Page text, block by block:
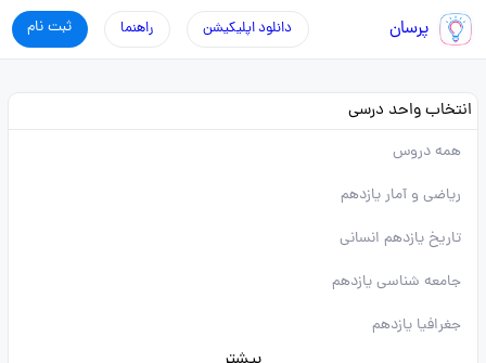
پرسان ثبت نام راهنما دانلود اپلیکیشن
انتخاب واحد درسی
همه دروس
ریاضی و آمار یازدهم
تاریخ یازدهم انسانی
جامعه شناسی یازدهم
جغرافیا یازدهم